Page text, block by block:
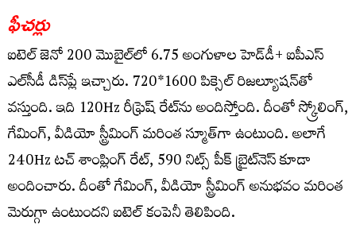
ఫీచర్లు
ఐటెల్ జెనో 200 మొబైల్‌లో 6.75 అంగుళాల హెడ్‌డీ+ ఐపీఎస్
ఎల్‌సీడీ డిస్‌ప్లే ఇచ్చారు. 720*1600 పిక్సెల్ రిజల్యూషన్‌తో
వస్తుంది. ఇది 120Hz రీఫ్రెష్ రేట్‌ను అందిస్తోంది. దీంతో స్క్రోలింగ్,
గేమింగ్, వీడియో స్ట్రీమింగ్ మరింత స్మూత్‌గా ఉంటుంది. అలాగే
240Hz టచ్ శాంప్లింగ్ రేట్, 590 నిట్స్ పీక్ బ్రైట్‌నెస్ కూడా
అందించారు. దీంతో గేమింగ్, వీడియో స్ట్రీమింగ్ అనుభవం మరింత
మెరుగ్గా ఉంటుందని ఐటెల్ కంపెనీ తెలిపింది.